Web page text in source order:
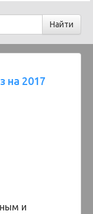
на 2017
и